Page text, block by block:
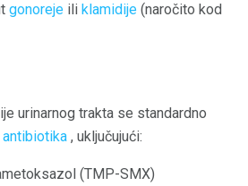
gonoreje ili klamidije (naročito kod
urinarnog trakta se standardno
antibiotika , uključujući:
(TMP-SMX)